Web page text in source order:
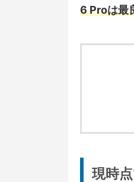
6 Proは最
現時